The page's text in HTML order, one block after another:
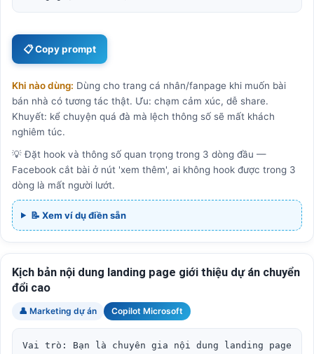
📋 Copy prompt
Khi nào dùng: Dùng cho trang cá nhân/fanpage khi muốn bài
bán nhà có tương tác thật. Ưu: chạm cảm xúc, dễ share.
Khuyết: kể chuyện quá đà mà lệch thông số sẽ mất khách
nghiêm túc.
💡 Đặt hook và thông số quan trọng trong 3 dòng đầu —
Facebook cắt bài ở nút 'xem thêm', ai không hook được trong 3
dòng là mất người lướt.
📝 Xem ví dụ điền sẵn
Kịch bản nội dung landing page giới thiệu dự án chuyển
đổi cao
👤 Marketing dự án Copilot Microsoft
Vai trò: Bạn là chuyên gia nội dung landing page